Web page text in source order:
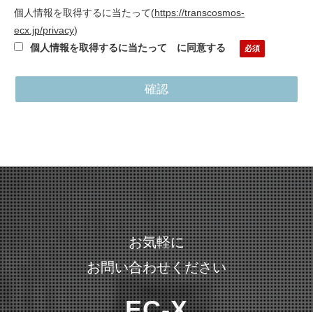
個人情報を取得するに当たって(https://transcosmos-
ecx.jp/privacy)
個人情報を取得するに当たって に同意する
お気軽に
お問い合わせください